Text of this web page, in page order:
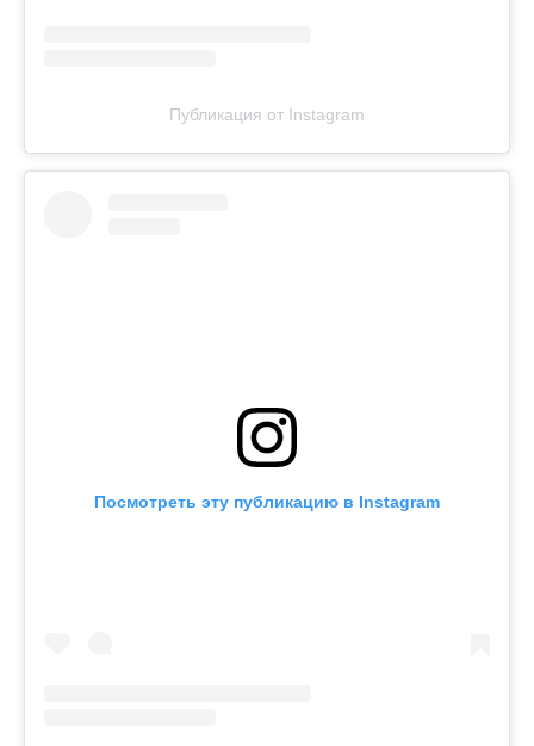
Публикация от Instagram
Посмотреть эту публикацию в Instagram